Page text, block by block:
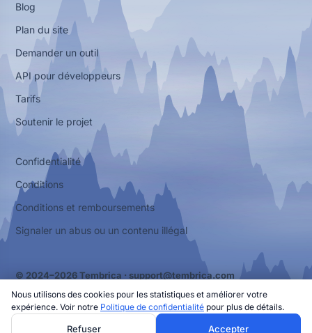
Blog
Plan du site
Demander un outil
API pour développeurs
Tarifs
Soutenir le projet
Confidentialité
Conditions
Conditions et remboursements
Signaler un abus ou un contenu illégal
© 2024–2026 Tembrica · support@tembrica.com
Nous utilisons des cookies pour les statistiques et améliorer votre
expérience. Voir notre Politique de confidentialité pour plus de détails.
Refuser Accepter